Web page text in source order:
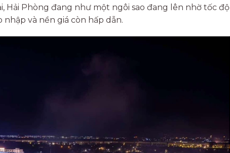
Hải Phòng đang như một ngôi sao đang lên nhờ tốc độ
và nền giá còn hấp dẫn.